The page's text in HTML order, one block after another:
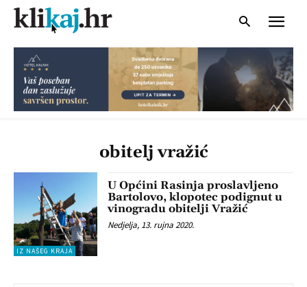
obitelj vražić
IZ NAŠEG KRAJA
U Općini Rasinja proslavljeno
Bartolovo, klopotec podignut u
vinogradu obitelji Vražić
Nedjelja, 13. rujna 2020.